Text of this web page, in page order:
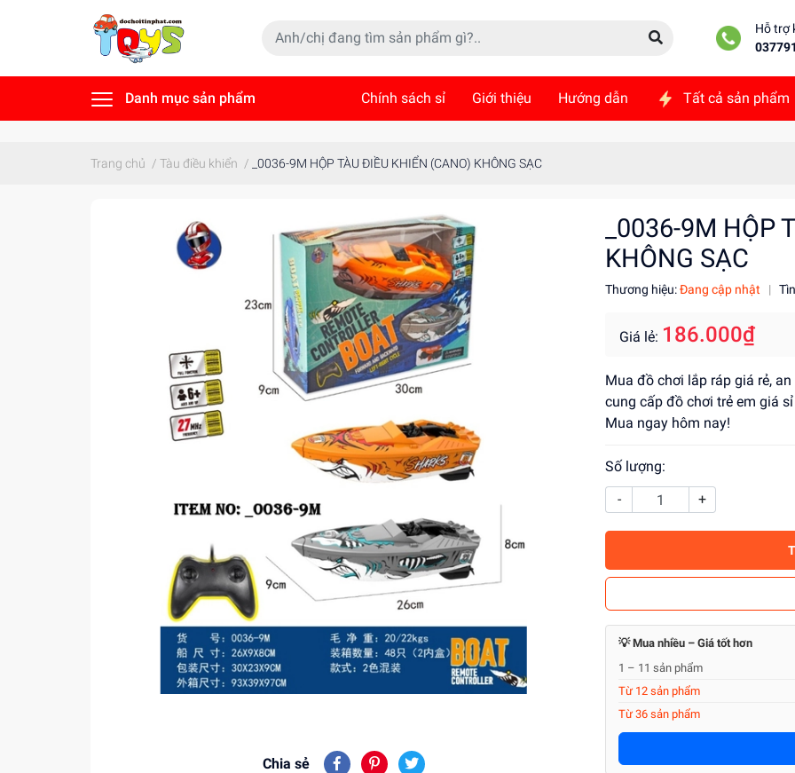
Hỗ trợ
Danh mục sản phẩm Chính sách sỉ Giới thiệu Hướng dẫn Tất cả sản phẩm
Trang chủ / Tàu điều khiển / _0036-9M HỘP TÀU ĐIỀU KHIỂN (CANO) KHÔNG SẠC
Chia sẻ
_0036-9M HỘP
KHÔNG SẠC
Thương hiệu:Đang cập nhật |
Giá lẻ: 186.000₫
Mua đồ chơi lắp ráp giá rẻ,
cung cấp đồ chơi trẻ em giá
Mua ngay hôm nay!
Số lượng:
-
+
💡 Mua nhiều – Giá tốt hơn
1 – 11 sản phẩm
Từ 12 sản phẩm
Từ 36 sản phẩm